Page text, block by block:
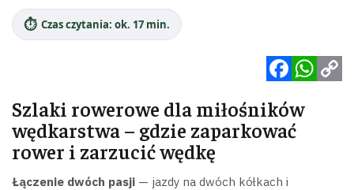
⏱️ Czas czytania: ok. 17 min.
Szlaki rowerowe dla miłośników
wędkarstwa – gdzie zaparkować
rower i zarzucić wędkę
Łączenie dwóch pasji — jazdy na dwóch kółkach i